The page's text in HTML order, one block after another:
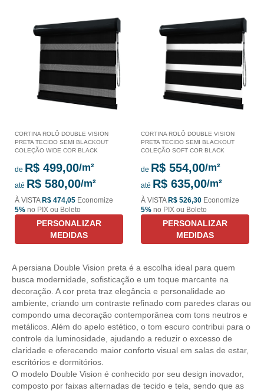
CORTINA ROLÔ DOUBLE VISION
PRETA TECIDO SEMI BLACKOUT
COLEÇÃO WIDE COR BLACK
de R$ 499,00
até R$ 580,00
À VISTAR$ 474,05 Economize
5% no PIX ou Boleto
PERSONALIZAR
MEDIDAS
CORTINA ROLÔ DOUBLE VISION
PRETA TECIDO SEMI BLACKOUT
COLEÇÃO SOFT COR BLACK
de R$ 554,00
até R$ 635,00
À VISTAR$ 526,30 Economize
5% no PIX ou Boleto
PERSONALIZAR
MEDIDAS
A persiana Double Vision preta é a escolha ideal para quem
busca modernidade, sofisticação e um toque marcante na
decoração. A cor preta traz elegância e personalidade ao
ambiente, criando um contraste refinado com paredes claras ou
compondo uma decoração contemporânea com tons neutros e
metálicos. Além do apelo estético, o tom escuro contribui para o
controle da luminosidade, ajudando a reduzir o excesso de
claridade e oferecendo maior conforto visual em salas de estar,
escritórios e dormitórios.
O modelo Double Vision é conhecido por seu design inovador,
composto por faixas alternadas de tecido e tela, sendo que as